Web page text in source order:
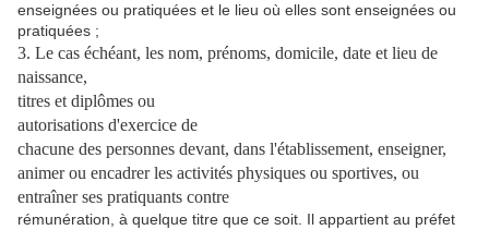
enseignées ou pratiquées et le lieu où elles sont enseignées ou
pratiquées ;
3. Le cas échéant, les nom, prénoms, domicile, date et lieu de
naissance,
titres et diplômes ou
autorisations d'exercice de
chacune des personnes devant, dans l'établissement, enseigner,
animer ou encadrer les activités physiques ou sportives, ou
entraîner ses pratiquants contre
rémunération, à quelque titre que ce soit. Il appartient au préfet